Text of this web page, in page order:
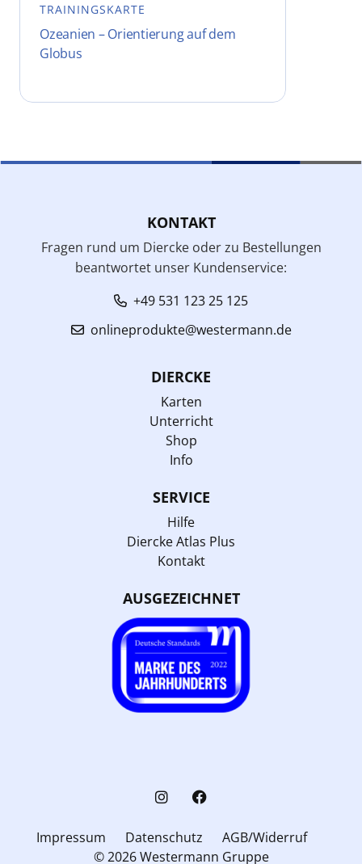
TRAININGSKARTE
Ozeanien – Orientierung auf dem
Globus
KONTAKT
Fragen rund um Diercke oder zu Bestellungen
beantwortet unser Kundenservice:
+49 531 123 25 125
onlineprodukte@westermann.de
DIERCKE
Karten
Unterricht
Shop
Info
SERVICE
Hilfe
Diercke Atlas Plus
Kontakt
AUSGEZEICHNET
Impressum Datenschutz
AGB/Widerruf
© 2026 Westermann Gruppe